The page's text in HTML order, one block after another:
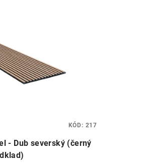
- Dub severský (černý
KÓD: 217